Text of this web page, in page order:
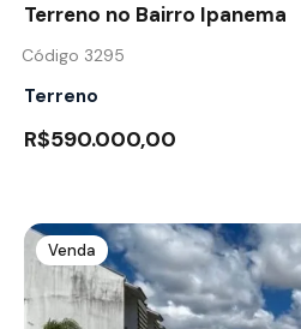
Terreno no Bairro Ipanema
Código 3295
Terreno
R$590.000,00
Venda